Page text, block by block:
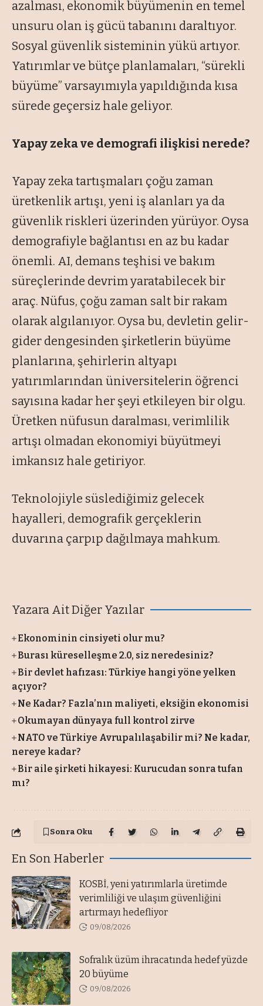
azalması, ekonomik büyümenin en temel
unsuru olan iş gücü tabanını daraltıyor.
Sosyal güvenlik sisteminin yükü artıyor.
Yatırımlar ve bütçe planlamaları, “sürekli
büyüme” varsayımıyla yapıldığında kısa
sürede geçersiz hale geliyor.
Yapay zeka ve demografi ilişkisi nerede?
Yapay zeka tartışmaları çoğu zaman
üretkenlik artışı, yeni iş alanları ya da
güvenlik riskleri üzerinden yürüyor. Oysa
demografiyle bağlantısı en az bu kadar
önemli. AI, demans teşhisi ve bakım
süreçlerinde devrim yaratabilecek bir
araç. Nüfus, çoğu zaman salt bir rakam
olarak algılanıyor. Oysa bu, devletin gelir-
gider dengesinden şirketlerin büyüme
planlarına, şehirlerin altyapı
yatırımlarından üniversitelerin öğrenci
sayısına kadar her şeyi etkileyen bir olgu.
Üretken nüfusun daralması, verimlilik
artışı olmadan ekonomiyi büyütmeyi
imkansız hale getiriyor.
Teknolojiyle süslediğimiz gelecek
hayalleri, demografik gerçeklerin
duvarına çarpıp dağılmaya mahkum.
Yazara Ait Diğer Yazılar
Ekonominin cinsiyeti olur mu?
Burası küreselleşme 2.0, siz neredesiniz?
Bir devlet hafızası: Türkiye hangi yöne yelken
açıyor?
Ne Kadar? Fazla’nın maliyeti, eksiğin ekonomisi
Okumayan dünyaya full kontrol zirve
NATO ve Türkiye Avrupalılaşabilir mi? Ne kadar,
nereye kadar?
Bir aile şirketi hikayesi: Kurucudan sonra tufan
mı?
Sonra Oku
En Son Haberler
KOSBİ, yeni yatırımlarla üretimde
verimliliği ve ulaşım güvenliğini
artırmayı hedefliyor
09/08/2026
Sofralık üzüm ihracatında hedef yüzde
20 büyüme
09/08/2026